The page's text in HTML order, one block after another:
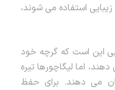
استفاده می شوند،
این است که گرچه خود
اما لیگاچورها تیره
می دهند. برای حفظ